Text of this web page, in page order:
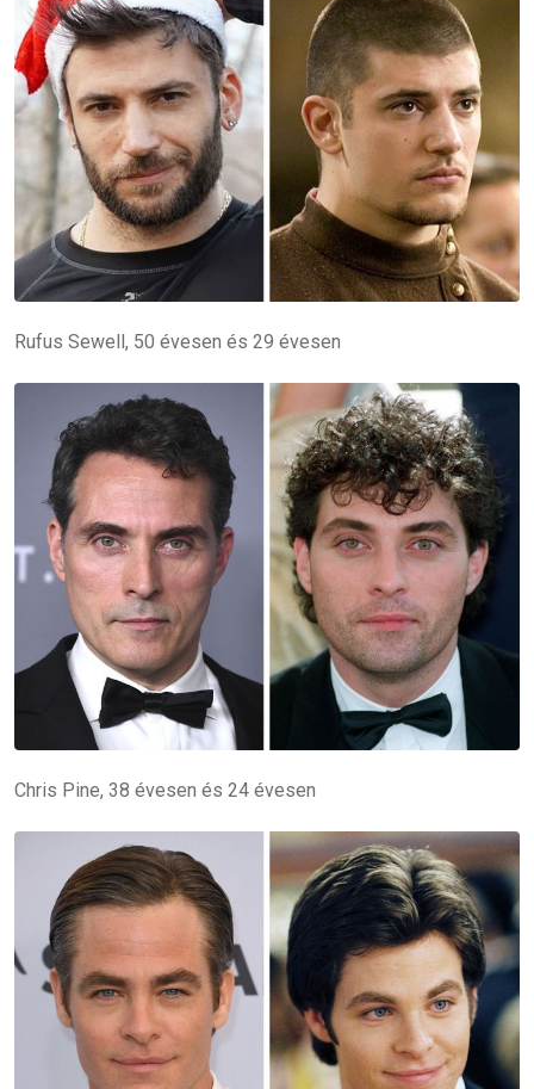
Rufus Sewell, 50 évesen és 29 évesen
Chris Pine, 38 évesen és 24 évesen